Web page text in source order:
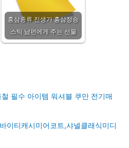
홍삼종류 진생가 홍삼정승
스틱 남편에게 주는 선물
필수 아이템 워셔블 쿠만 전기매
이티캐시미어코트,샤넬클래식미디